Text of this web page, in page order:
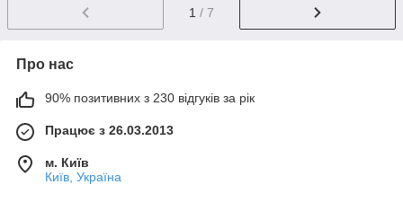
1 / 7
Про нас
90% позитивних з 230 відгуків за рік
Працює з 26.03.2013
м. Київ
Київ, Україна